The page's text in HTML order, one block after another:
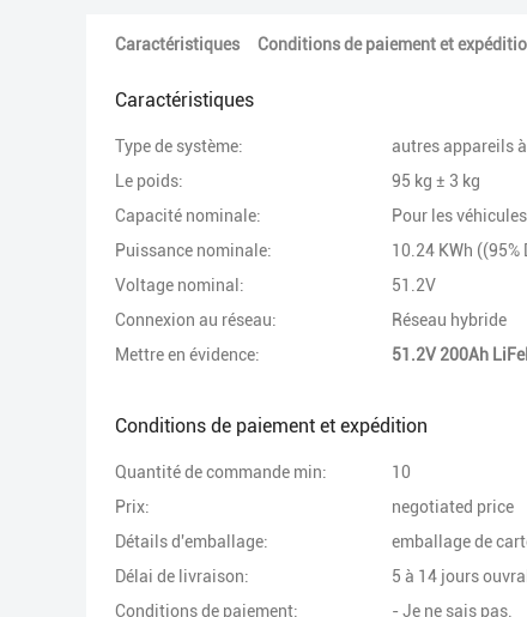
Caractéristiques Conditions de paiement et
Caractéristiques
Type de système:
autres appareils
Le poids:
95 kg ± 3 kg
Capacité nominale:
Pour les
Puissance nominale:
10.24 KWh ((95%
Voltage nominal:
51.2V
Connexion au réseau:
Réseau hybride
Mettre en évidence:
51.2V 200Ah
Conditions de paiement et expédition
Quantité de commande min:
10
Prix:
negotiated price
Détails d'emballage:
emballage de
Délai de livraison:
5 à 14 jours
Conditions de paiement:
- Je ne sais pas.